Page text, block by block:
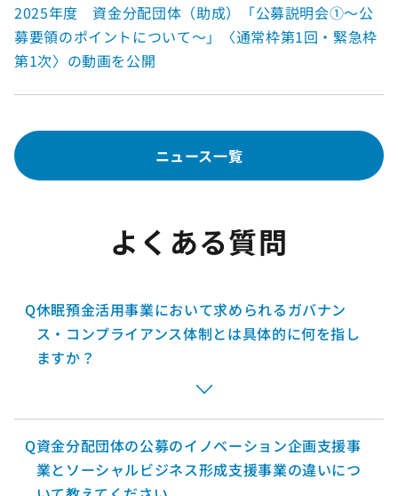
2025年度 資金分配団体（助成）「公募説明会①～公
募要領のポイントについて～」〈通常枠第1回・緊急枠
第1次〉の動画を公開
ニュース一覧
よくある質問
Q休眠預金活用事業において求められるガバナン
ス・コンプライアンス体制とは具体的に何を指し
ますか？
Q資金分配団体の公募のイノベーション企画支援事
業とソーシャルビジネス形成支援事業の違いにつ